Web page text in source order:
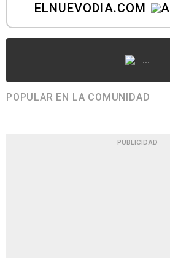
ELNUEVODIA.COM
...
POPULAR EN LA COMUNIDAD
PUBLICIDAD